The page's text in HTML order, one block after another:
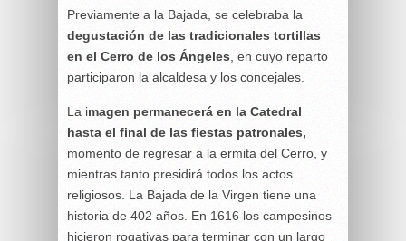
Previamente a la Bajada, se celebraba la
degustación de las tradicionales tortillas
en el Cerro de los Ángeles , en cuyo reparto
participaron la alcaldesa y los concejales.
La imagen permanecerá en la Catedral
hasta el final de las fiestas patronales,
momento de regresar a la ermita del Cerro, y
mientras tanto presidirá todos los actos
religiosos. La Bajada de la Virgen tiene una
historia de 402 años. En 1616 los campesinos
hicieron rogativas para terminar con un largo